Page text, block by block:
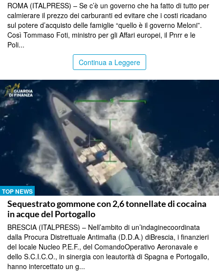
ROMA (ITALPRESS) – Se c’è un governo che ha fatto di tutto per
calmierare il prezzo dei carburanti ed evitare che i costi ricadano
sul potere d’acquisto delle famiglie “quello è il governo Meloni”.
Così Tommaso Foti, ministro per gli Affari europei, il Pnrr e le
Poli...
Continua a Leggere
TOP NEWS
Sequestrato gommone con 2,6 tonnellate di cocaina
in acque del Portogallo
BRESCIA (ITALPRESS) – Nell’ambito di un’indaginecoordinata
dalla Procura Distrettuale Antimafia (D.D.A.) diBrescia, i finanzieri
del locale Nucleo P.E.F., del ComandoOperativo Aeronavale e
dello S.C.I.C.O., in sinergia con leautorità di Spagna e Portogallo,
hanno intercettato un g...